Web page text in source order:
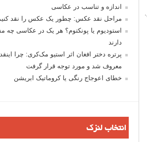
اندازه و تناسب در عکاسی
مراحل نقد عکس: چطور یک عکس را نقد
استودیوم یا پونکتوم؟ هر یک در عکاسی چه
دارند
پرتره دختر افغان اثر استیو مک‌کری: چرا
معروف شد و مورد توجه قرار گرفت
خطای اعوجاج رنگی یا کروماتیک ابریشن
انتخاب لنزک